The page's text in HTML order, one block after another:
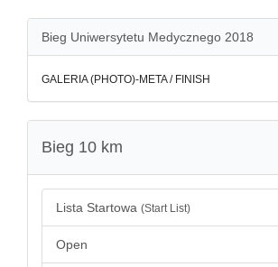
Bieg Uniwersytetu Medycznego 2018
GALERIA (PHOTO)-META / FINISH
Bieg 10 km
Lista Startowa (Start List)
Open